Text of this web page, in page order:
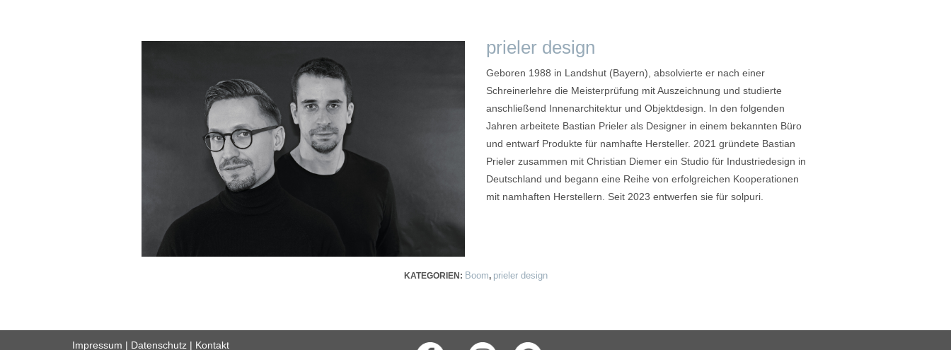
prieler design
Geboren 1988 in Landshut (Bayern), absolvierte er nach einer
Schreinerlehre die Meisterprüfung mit Auszeichnung und studierte
anschließend Innenarchitektur und Objektdesign. In den folgenden
Jahren arbeitete Bastian Prieler als Designer in einem bekannten Büro
und entwarf Produkte für namhafte Hersteller. 2021 gründete Bastian
Prieler zusammen mit Christian Diemer ein Studio für Industriedesign in
Deutschland und begann eine Reihe von erfolgreichen Kooperationen
mit namhaften Herstellern. Seit 2023 entwerfen sie für solpuri.
KATEGORIEN: Boom, prieler design
Impressum | Datenschutz | Kontakt